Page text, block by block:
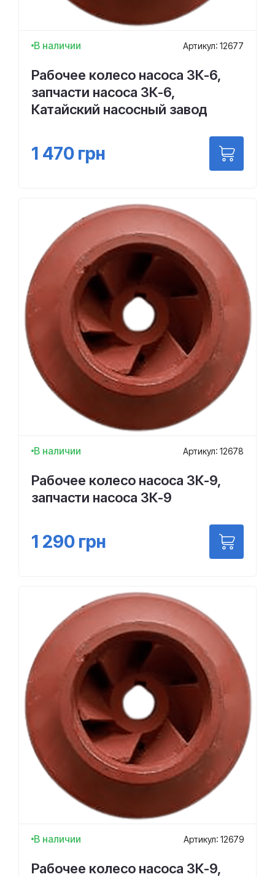
В наличии Артикул: 12677
Рабочее колесо насоса 3К-6,
запчасти насоса 3К-6,
Катайский насосный завод
1 470 грн
В наличии Артикул: 12678
Рабочее колесо насоса 3К-9,
запчасти насоса 3К-9
1 290 грн
В наличии Артикул: 12679
Рабочее колесо насоса 3К-9,